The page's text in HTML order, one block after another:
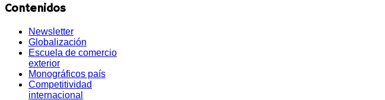
Contenidos
Newsletter
Globalización
Escuela de comercio
exterior
Monográficos país
Competitividad
internacional